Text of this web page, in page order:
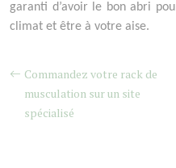
garanti d’avoir le bon abri
climat et être à votre aise.
Commandez votre rack de
musculation sur un site
spécialisé